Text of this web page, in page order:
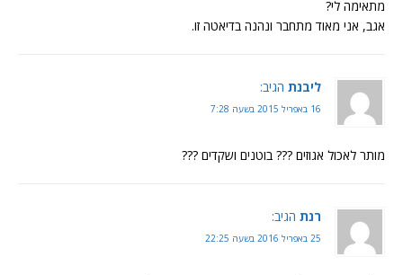
מתאימה לי?
אגב, אני מאוד מתחבר ונהנה בדיאטה זו.
ליבנת הגיב:
16 באפריל 2015 בשעה 7:28
מותר לאכול אגוזים ??? בוטנים ושקדים ???
רנת הגיב:
25 באפריל 2016 בשעה 22:25